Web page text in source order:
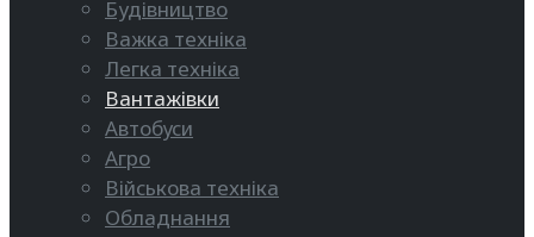
Будівництво
Важка техніка
Легка техніка
Вантажівки
Автобуси
Агро
Військова техніка
Обладнання